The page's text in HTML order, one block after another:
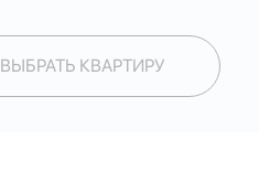
ВЫБРАТЬ КВАРТИРУ